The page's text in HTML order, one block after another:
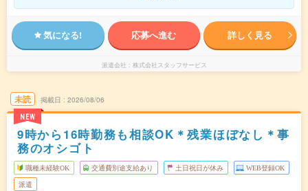
気になる! 応募へ進む 詳しく見る
派遣会社 株式会社スタッフサービス
未読
NEW
掲載日 2026/08/06
9時から16時勤務も相談OK＊残業ほぼなし＊事
務のオシゴト
職種未経験OK 交通費別途支給あり 土日祝日が休み WEB登録OK
派遣